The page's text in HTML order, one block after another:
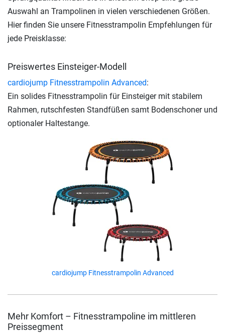
Auswahl an Trampolinen in vielen verschiedenen Größen.
Hier finden Sie unsere Fitnesstrampolin Empfehlungen für
jede Preisklasse:
Preiswertes Einsteiger-Modell
cardiojump Fitnesstrampolin Advanced:
Ein solides Fitnesstrampolin für Einsteiger mit stabilem
Rahmen, rutschfesten Standfüßen samt Bodenschoner und
optionaler Haltestange.
cardiojump Fitnesstrampolin Advanced
Mehr Komfort – Fitnesstrampoline im mittleren
Preissegment